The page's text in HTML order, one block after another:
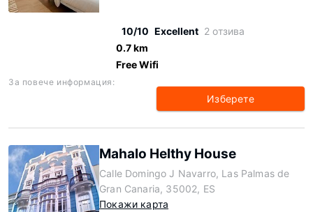
10/10 Excellent 2 отзива
0.7 km
Free Wifi
За повече информация:
Изберете
Mahalo Helthy House
Calle Domingo J Navarro, Las Palmas de
Gran Canaria, 35002, ES
Покажи карта